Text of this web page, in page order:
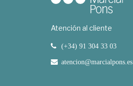
Atención al cliente
(+34) 91 304 33 03
atencion@marcialpons.es